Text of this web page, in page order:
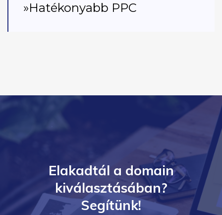
»Hatékonyabb PPC
Elakadtál a domain
kiválasztásában?
Segítünk!